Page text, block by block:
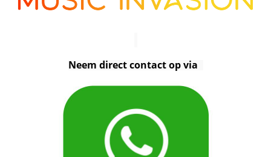
Neem direct contact op via